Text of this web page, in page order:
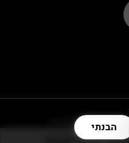
POWERED BY
הבנתי